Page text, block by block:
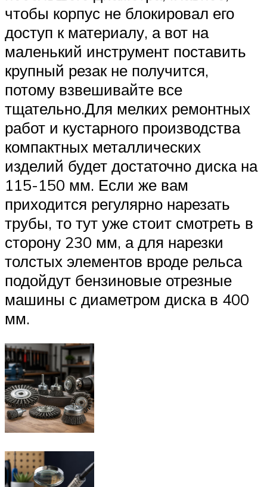
чтобы корпус не блокировал его
доступ к материалу, а вот на
маленький инструмент поставить
крупный резак не получится,
потому взвешивайте все
тщательно.Для мелких ремонтных
работ и кустарного производства
компактных металлических
изделий будет достаточно диска на
115-150 мм. Если же вам
приходится регулярно нарезать
трубы, то тут уже стоит смотреть в
сторону 230 мм, а для нарезки
толстых элементов вроде рельса
подойдут бензиновые отрезные
машины с диаметром диска в 400
мм.